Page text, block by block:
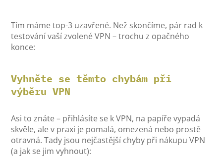
Tím máme top-3 uzavřené. Než skončíme, pár rad k
testování vaší zvolené VPN – trochu z opačného
konce:
Vyhněte se těmto chybám při
výběru VPN
Asi to znáte – přihlásíte se k VPN, na papíře vypadá
skvěle, ale v praxi je pomalá, omezená nebo prostě
otravná. Tady jsou nejčastější chyby při nákupu VPN
(a jak se jim vyhnout):